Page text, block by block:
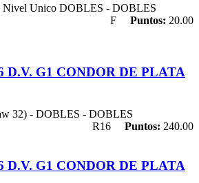
Nivel Unico DOBLES - DOBLES
F
Puntos: 20.00
D.V. G1 CONDOR DE PLATA
32) - DOBLES - DOBLES
R16
Puntos: 240.00
D.V. G1 CONDOR DE PLATA